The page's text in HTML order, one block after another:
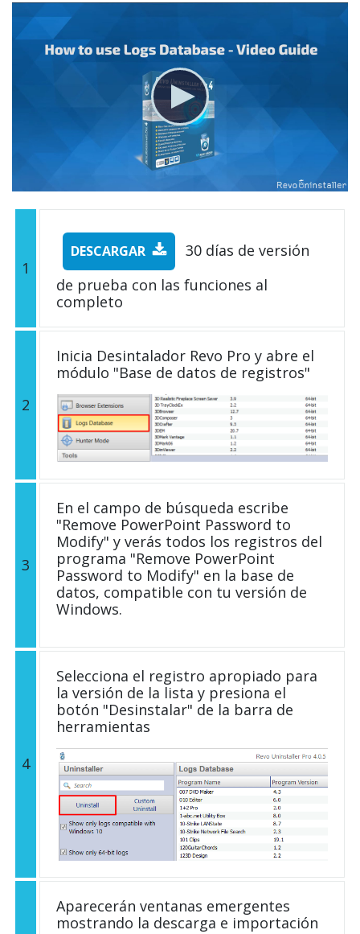
1
DESCARGAR
30 días de versión
de prueba con las funciones al
completo
2
Inicia Desintalador Revo Pro y abre el
módulo "Base de datos de registros"
3
En el campo de búsqueda escribe
"Remove PowerPoint Password to
Modify" y verás todos los registros del
programa "Remove PowerPoint
Password to Modify" en la base de
datos, compatible con tu versión de
Windows.
4
Selecciona el registro apropiado para
la versión de la lista y presiona el
botón "Desinstalar" de la barra de
herramientas
Aparecerán ventanas emergentes
mostrando la descarga e importación